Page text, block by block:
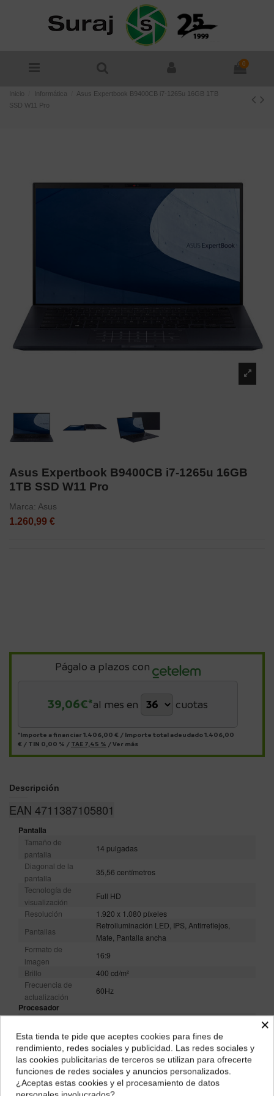
0
Inicio Informática
Asus Expertbook B9400CB i7-1265u 16GB 1TB
SSD W11 Pro
Asus Expertbook B9400CB i7-1265u 16GB
1TB SSD W11 Pro
Marca: Asus
1.260,99 €
Págalo a plazos con
39,06€*al mes en cuotas
*Importe a financiar 1.406,00 € / Importe total adeudado1.406,00
€ / TIN 0,00 % / TAE 7,45 % /Ver más
Descripción
EAN 4711387105801
Pantalla
Tamaño de
pantalla
14 pulgadas
Diagonal de la
pantalla
35,56 centímetros
Tecnología de
visualización
Full HD
Resolución
1.920 x 1.080 píxeles
Pantallas
Retroiluminación LED, IPS, Antirreflejos,
Mate, Pantalla ancha
Formato de
imagen
16:9
Brillo
400 cd/m²
Frecuencia de
actualización
60Hz
Procesador
procesador
Tipo de
procesador
IntelCore i7
Procesador
Intel Core i7-1265U
Nombre clave
Alder Lake-P
Número de
¿Dónde deseas recibir tu pedido?
Selecciona tu ubicación para mostrarte los precios e
impuestos correctos para tu región.
×
Esta tienda te pide que aceptes cookies para fines de
rendimiento, redes sociales y publicidad. Las redes sociales y
las cookies publicitarias de terceros se utilizan para ofrecerte
funciones de redes sociales y anuncios personalizados.
¿Aceptas estas cookies y el procesamiento de datos